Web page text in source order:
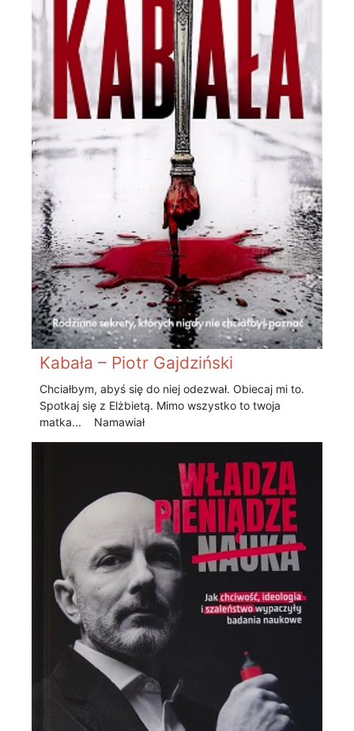
Kabała – Piotr Gajdziński
Chciałbym, abyś się do niej odezwał. Obiecaj mi to.
Spotkaj się z Elżbietą. Mimo wszystko to twoja
matka... Namawiał